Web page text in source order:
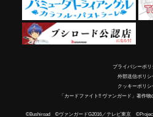
プライバシーポリ
外部送信ポリシ
クッキーポリシ
「カードファイト!! ヴァンガード」著作
©Bushiroad ©ヴァンガードG2016／テレビ東京 ©Project